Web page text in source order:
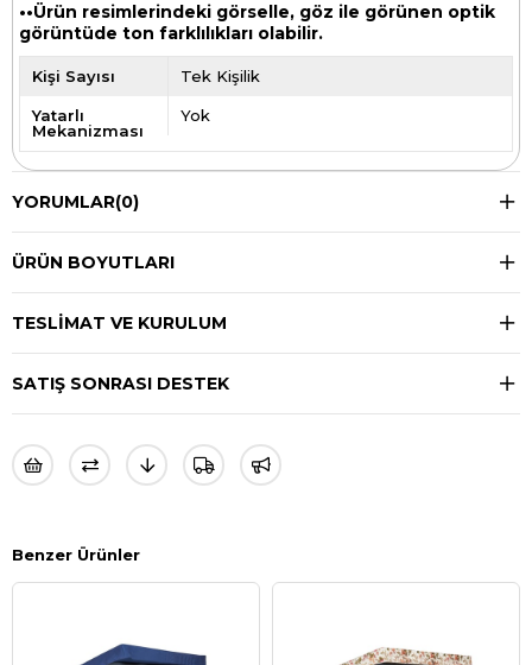
••Ürün resimlerindeki görselle, göz ile görünen optik
görüntüde ton farklılıkları olabilir.
Kişi Sayısı Tek Kişilik
Yatarlı
Mekanizması
Yok
YORUMLAR(0)
ÜRÜN BOYUTLARI
TESLIMAT VE KURULUM
SATIŞ SONRASI DESTEK
Benzer Ürünler